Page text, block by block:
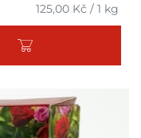
125,00 Kč /1 kg